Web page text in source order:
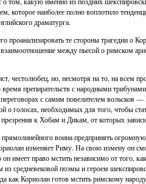
которое наиболее полно воплотило
драматурга.
проанализировать те стороны трагедии о
между пьесой о римском
честолюбец, но, несмотря на то, на всем
препирательств с народными
с самим повелителем вольсков
о голосах, необходимых для того, чтобы
к Хобам и Дикам, от которых
воина предпринять
изменяет Риму. На свою измену он
имеет право мстить независимо от того,
средневековой поэмы и героем
как Кориолан готов мстить римскому